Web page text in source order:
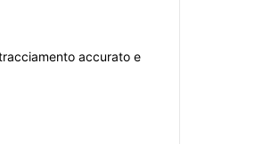
accurato e